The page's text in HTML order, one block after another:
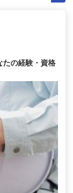
たの経験・資格